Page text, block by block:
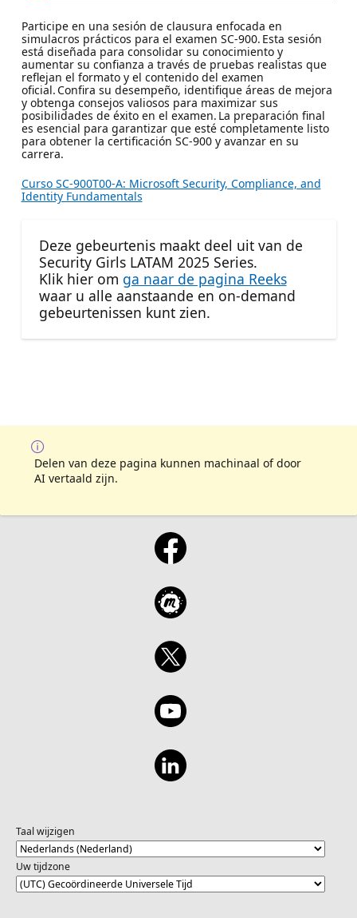
Participe en una sesión de clausura enfocada en
simulacros prácticos para el examen SC-900. Esta sesión
está diseñada para consolidar su conocimiento y
aumentar su confianza a través de pruebas realistas que
reflejan el formato y el contenido del examen
oficial. Confira su desempeño, identifique áreas de mejora
y obtenga consejos valiosos para maximizar sus
posibilidades de éxito en el examen. La preparación final
es esencial para garantizar que esté completamente listo
para obtener la certificación SC-900 y avanzar en su
carrera.
Curso SC-900T00-A: Microsoft Security, Compliance, and
Identity Fundamentals
Deze gebeurtenis maakt deel uit van de
Security Girls LATAM 2025 Series.
Klik hier om ga naar de pagina Reeks
waar u alle aanstaande en on-demand
gebeurtenissen kunt zien.
Delen van deze pagina kunnen machinaal of door
AI vertaald zijn.
Taal wijzigen
Uw tijdzone